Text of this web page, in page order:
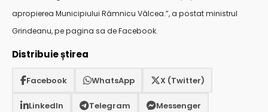
apropierea Municipiului Râmnicu Vâlcea.”, a postat ministrul
Grindeanu, pe pagina sa de Facebook.
Distribuie știrea
Facebook WhatsApp X (Twitter)
LinkedIn Telegram Messenger